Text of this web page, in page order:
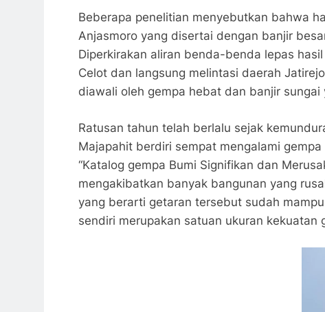
Beberapa penelitian menyebutkan bahwa
Anjasmoro yang disertai dengan banjir
Diperkirakan aliran benda-benda lepas
Celot dan langsung melintasi daerah
diawali oleh gempa hebat dan banjir sungai
Ratusan tahun telah berlalu sejak
Majapahit berdiri sempat mengalami
“Katalog gempa Bumi Signifikan dan
mengakibatkan banyak bangunan yang
yang berarti getaran tersebut sudah
sendiri merupakan satuan ukuran